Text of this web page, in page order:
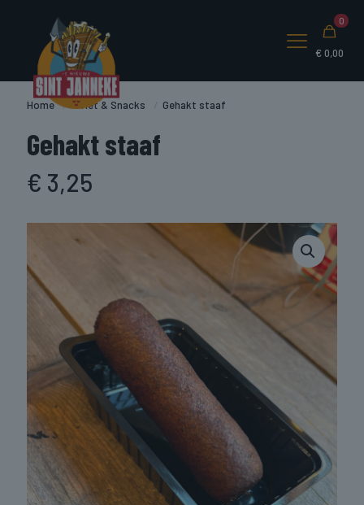
0
€ 0,00
Home / Friet & Snacks Gehakt staaf
Gehakt staaf
€ 3,25